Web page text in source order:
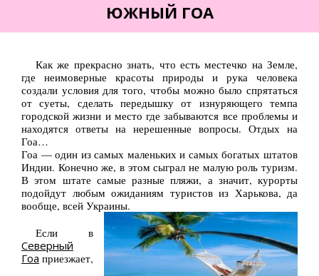
Италия от $355
Болгария от $62
ОАЭ от $345
Украина от $11
Туры
Горящие туры
Автобусные туры
Туры по Украине
Полезно
Журнал ярких путешествий
ЮЖНЫЙ ГОА
Как же прекрасно знать, что есть местечко на Земле,
где неимоверные красоты природы и рука человека
создали условия для того, чтобы можно было спрятаться
от суеты, сделать передышку от изнуряющего темпа
городской жизни и место где забываются все проблемы и
находятся ответы на нерешенные вопросы. Отдых на
Гоа…
Гоа — один из самых маленьких и самых богатых штатов
Индии. Конечно же, в этом сыграл не малую роль туризм.
В этом штате самые разные пляжи, а значит, курорты
подойдут любым ожиданиям туристов из Харькова, да
вообще, всей Украины.
Если в
Северный
Гоа приезжает,